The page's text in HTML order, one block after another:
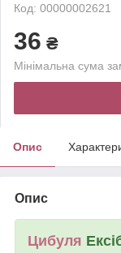
Код: 00000002621
36 ₴
Мінімальна сума
Опис
Опис
Цибуля